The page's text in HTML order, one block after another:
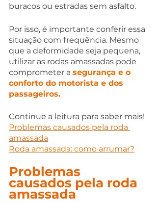
buracos ou estradas sem asfalto.
Por isso, é importante conferir essa
situação com frequência. Mesmo
que a deformidade seja pequena,
utilizar as rodas amassadas pode
comprometer a segurança e o
conforto do motorista e dos
passageiros.
Continue a leitura para saber mais!
Problemas causados pela roda
amassada
Roda amassada: como arrumar?
Problemas
causados pela roda
amassada